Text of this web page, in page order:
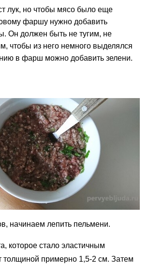
лук, но чтобы мясо было еще
фаршу нужно добавить
Он должен быть не тугим, не
чтобы из него немного выделялся
в фарш можно добавить зелени.
начинаем лепить пельмени.
которое стало эластичным
толщиной примерно 1,5-2 см. Затем